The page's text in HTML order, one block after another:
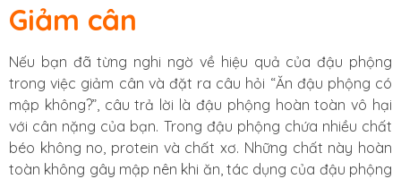
Giảm cân
Nếu bạn đã từng nghi ngờ về hiệu quả của đậu phộng
trong việc giảm cân và đặt ra câu hỏi “Ăn đậu phộng có
mập không?”, câu trả lời là đậu phộng hoàn toàn vô hại
với cân nặng của bạn. Trong đậu phộng chứa nhiều chất
béo không no, protein và chất xơ. Những chất này hoàn
toàn không gây mập nên khi ăn, tác dụng của đậu phộng